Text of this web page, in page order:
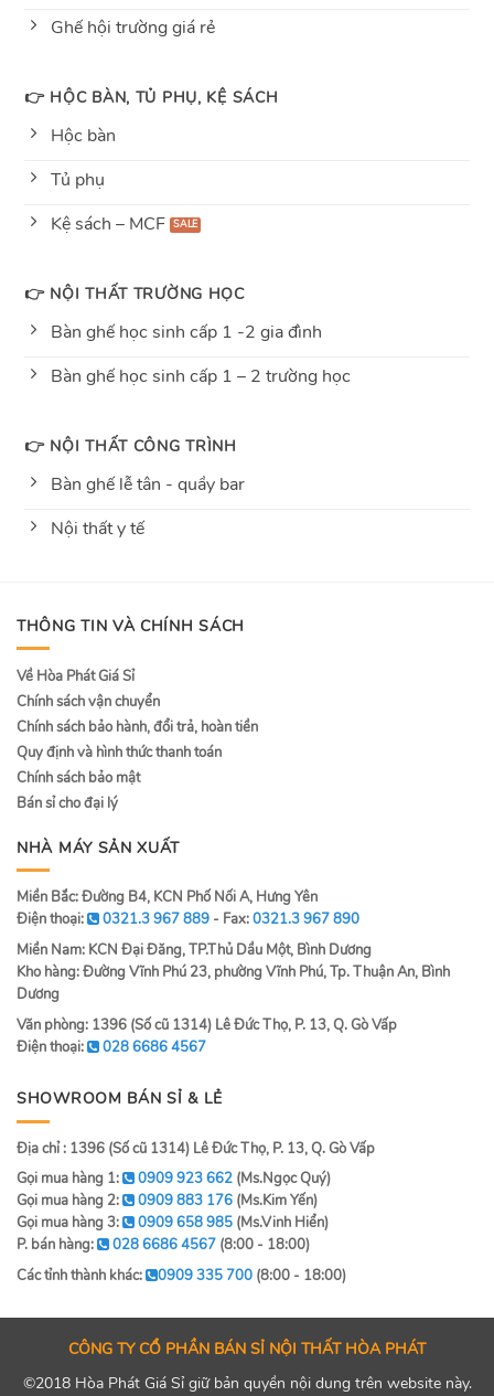
Ghế hội trường giá rẻ
👉 HỘC BÀN, TỦ PHỤ, KỆ SÁCH
Hộc bàn
Tủ phụ
Kệ sách – MCF
👉 NỘI THẤT TRƯỜNG HỌC
Bàn ghế học sinh cấp 1 -2 gia đình
Bàn ghế học sinh cấp 1 – 2 trường học
👉 NỘI THẤT CÔNG TRÌNH
Bàn ghế lễ tân - quầy bar
Nội thất y tế
THÔNG TIN VÀ CHÍNH SÁCH
Về Hòa Phát Giá Sỉ
Chính sách vận chuyển
Chính sách bảo hành, đổi trả, hoàn tiền
Quy định và hình thức thanh toán
Chính sách bảo mật
Bán sỉ cho đại lý
NHÀ MÁY SẢN XUẤT
Miền Bắc: Đường B4, KCN Phố Nối A, Hưng Yên
Điện thoại:
0321.3 967 889 - Fax:0321.3 967 890
Miền Nam: KCN Đại Đăng, TP.Thủ Dầu Một, Bình Dương
Kho hàng: Đường Vĩnh Phú 23, phường Vĩnh Phú, Tp. Thuận An, Bình
Dương
Văn phòng: 1396 (Số cũ 1314) Lê Đức Thọ, P. 13, Q. Gò Vấp
Điện thoại:
028 6686 4567
SHOWROOM BÁN SỈ & LẺ
Địa chỉ : 1396 (Số cũ 1314) Lê Đức Thọ, P. 13, Q. Gò Vấp
Gọi mua hàng 1:
0909 923 662 (Ms.Ngọc Quý)
Gọi mua hàng 2:
0909 883 176 (Ms.Kim Yến)
Gọi mua hàng 3:
0909 658 985 (Ms.Vinh Hiển)
P. bán hàng:
028 6686 4567 (8:00 - 18:00)
Các tỉnh thành khác:
0909 335 700 (8:00 - 18:00)
CÔNG TY CỔ PHẦN BÁN SỈ NỘI THẤT HÒA PHÁT
©2018 Hòa Phát Giá Sỉ giữ bản quyền nội dung trên website này.